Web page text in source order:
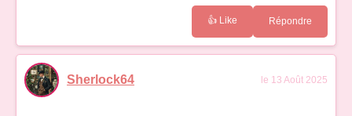
👍 Like Répondre
Sherlock64 le 13 Août 2025